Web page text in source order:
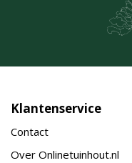
Klantenservice
Contact
Over Onlinetuinhout.nl